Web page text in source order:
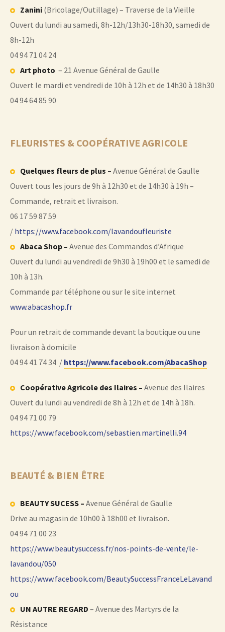
Zanini (Bricolage/Outillage) – Traverse de la Vieille
Ouvert du lundi au samedi, 8h-12h/13h30-18h30, samedi de
8h-12h
04 94 71 04 24
Art photo – 21 Avenue Général de Gaulle
Ouvert le mardi et vendredi de 10h à 12h et de 14h30 à 18h30
04 94 64 85 90
FLEURISTES & COOPÉRATIVE AGRICOLE
Quelques fleurs de plus – Avenue Général de Gaulle
Ouvert tous les jours de 9h à 12h30 et de 14h30 à 19h –
Commande, retrait et livraison.
06 17 59 87 59
/ https://www.facebook.com/lavandoufleuriste
Abaca Shop – Avenue des Commandos d’Afrique
Ouvert du lundi au vendredi de 9h30 à 19h00 et le samedi de
10h à 13h.
Commande par téléphone ou sur le site internet
www.abacashop.fr
Pour un retrait de commande devant la boutique ou une
livraison à domicile
04 94 41 74 34 / https://www.facebook.com/AbacaShop
Coopérative Agricole des Ilaires – Avenue des Ilaires
Ouvert du lundi au vendredi de 8h à 12h et de 14h à 18h.
04 94 71 00 79
https://www.facebook.com/sebastien.martinelli.94
BEAUTÉ & BIEN ÊTRE
BEAUTY SUCESS – Avenue Général de Gaulle
Drive au magasin de 10h00 à 18h00 et livraison.
04 94 71 00 23
https://www.beautysuccess.fr/nos-points-de-vente/le-
lavandou/050
https://www.facebook.com/BeautySuccessFranceLeLavand
ou
UN AUTRE REGARD – Avenue des Martyrs de la
Résistance